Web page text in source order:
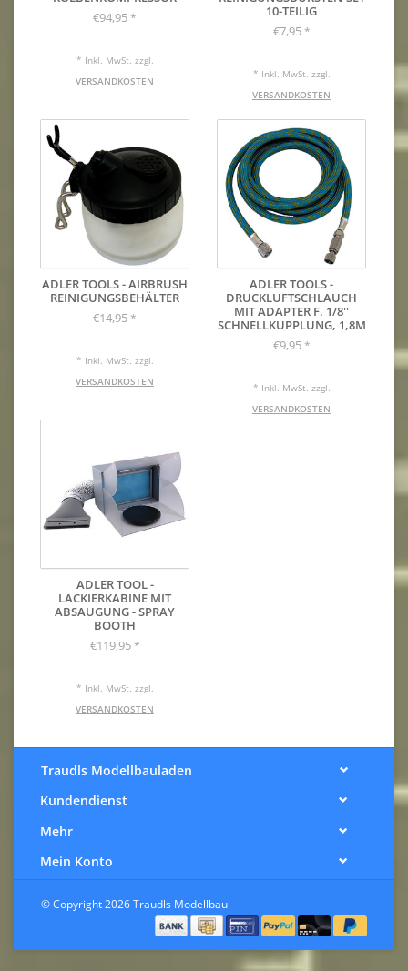
€94,95 *
* Inkl. MwSt. zzgl.
VERSANDKOSTEN
10-TEILIG
€7,95 *
* Inkl. MwSt. zzgl.
VERSANDKOSTEN
ADLER TOOLS - AIRBRUSH
REINIGUNGSBEHÄLTER
€14,95 *
* Inkl. MwSt. zzgl.
VERSANDKOSTEN
ADLER TOOLS -
DRUCKLUFTSCHLAUCH
MIT ADAPTER F. 1/8''
SCHNELLKUPPLUNG, 1,8M
€9,95 *
* Inkl. MwSt. zzgl.
VERSANDKOSTEN
ADLER TOOL -
LACKIERKABINE MIT
ABSAUGUNG - SPRAY
BOOTH
€119,95 *
* Inkl. MwSt. zzgl.
VERSANDKOSTEN
Traudls Modellbauladen
Kundendienst
Mehr
Mein Konto
© Copyright 2026 Traudls Modellbau